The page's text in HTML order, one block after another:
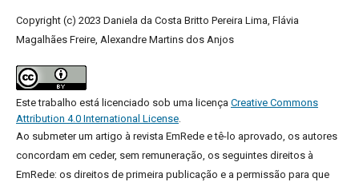
Copyright (c) 2023 Daniela da Costa Britto Pereira Lima, Flávia
Magalhães Freire, Alexandre Martins dos Anjos
Este trabalho está licenciado sob uma licença Creative Commons
Attribution 4.0 International License.
Ao submeter um artigo à revista EmRede e tê-lo aprovado, os autores
concordam em ceder, sem remuneração, os seguintes direitos à
EmRede: os direitos de primeira publicação e a permissão para que